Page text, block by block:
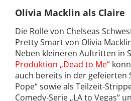
Olivia Macklin als Claire
Die Rolle von Chelseas
Pretty Smart von Olivia
Neben kleineren Auftritten in
Produktion „Dead to Me“
auch bereits in der gefeierten
Pope“ sowie als Teilzeit-
Comedy-Serie „LA to Vegas“